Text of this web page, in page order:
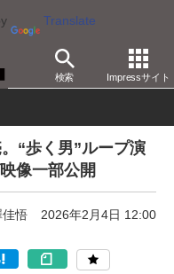
Translate
検索 Impressサイト
DVD
“歩く男”ループ演
像一部公開
佳悟 2026年2月4日 12:00